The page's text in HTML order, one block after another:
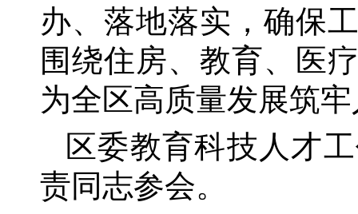
办、落地落实，确保
围绕住房、教育、医
为全区高质量发展筑
区委教育科技人才
责同志参会。